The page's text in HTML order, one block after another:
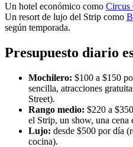
Un hotel económico como Circus
Un resort de lujo del Strip como
según temporada.
Presupuesto diario
Mochilero: $100 a $150
sencilla, atracciones
Street).
Rango medio: $220 a
el Strip, un show, una cena
Lujo: desde $500 por día
cocina).